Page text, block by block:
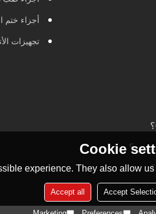
أجزاء ختم
تجهيزات
Cookie
experience. They also allow
Accept
Accept all